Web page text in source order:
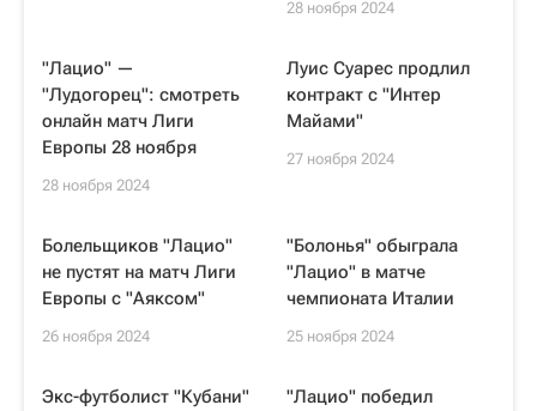
28 ноября 2024
"Лацио" —
"Лудогорец": смотреть
онлайн матч Лиги
Европы 28 ноября
28 ноября 2024
Луис Суарес продлил
контракт с "Интер
Майами"
27 ноября 2024
Болельщиков "Лацио"
не пустят на матч Лиги
Европы с "Аяксом"
26 ноября 2024
"Болонья" обыграла
"Лацио" в матче
чемпионата Италии
25 ноября 2024
Экс-футболист "Кубани"
"Лацио" победил